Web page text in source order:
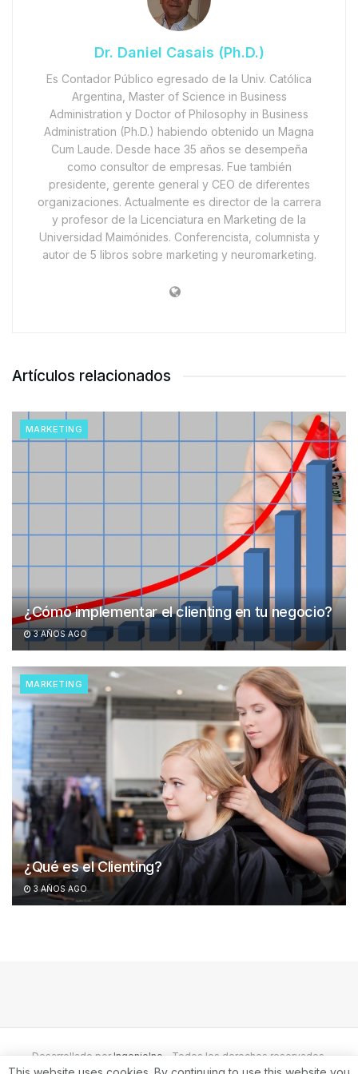
Dr. Daniel Casais (Ph.D.)
Es Contador Público egresado de la Univ. Católica
Argentina, Master of Science in Business
Administration y Doctor of Philosophy in Business
Administration (Ph.D.) habiendo obtenido un Magna
Cum Laude. Desde hace 35 años se desempeña
como consultor de empresas. Fue también
presidente, gerente general y CEO de diferentes
organizaciones. Actualmente es director de la carrera
y profesor de la Licenciatura en Marketing de la
Universidad Maimónides. Conferencista, columnista y
autor de 5 libros sobre marketing y neuromarketing.
Artículos relacionados
MARKETING
¿Cómo implementar el clienting en tu negocio?
3 AÑOS AGO
MARKETING
¿Qué es el Clienting?
3 AÑOS AGO
Desarrollado porIngenioInc- Todos los derechos reservados.